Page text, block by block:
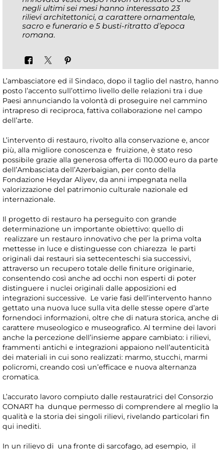
negli ultimi sei mesi hanno interessato 23
rilievi architettonici, a carattere ornamentale,
sacro e funerario e 5 busti-ritratto d’epoca
romana.
L’ambasciatore ed il Sindaco, dopo il taglio del nastro, hanno
posto l’accento sull’ottimo livello delle relazioni tra i due
Paesi annunciando la volontà di proseguire nel cammino
intrapreso di reciproca, fattiva collaborazione nel campo
dell’arte.
L’intervento di restauro, rivolto alla conservazione e, ancor
più, alla migliore conoscenza e fruizione, è stato reso
possibile grazie alla generosa offerta di 110.000 euro da parte
dell’Ambasciata dell’Azerbaigian, per conto della
Fondazione Heydar Aliyev, da anni impegnata nella
valorizzazione del patrimonio culturale nazionale ed
internazionale.
Il progetto di restauro ha perseguito con grande
determinazione un importante obiettivo: quello di
realizzare un restauro innovativo che per la prima volta
mettesse in luce e distinguesse con chiarezza le parti
originali dai restauri sia settecenteschi sia successivi,
attraverso un recupero totale delle finiture originarie,
consentendo così anche ad occhi non esperti di poter
distinguere i nuclei originali dalle apposizioni ed
integrazioni successive. Le varie fasi dell’intervento hanno
gettato una nuova luce sulla vita delle stesse opere d’arte
fornendoci informazioni, oltre che di natura storica, anche di
carattere museologico e museografico. Al termine dei lavori
anche la percezione dell’insieme appare cambiato: i rilievi,
frammenti antichi e integrazioni appaiono nell’autenticità
dei materiali in cui sono realizzati: marmo, stucchi, marmi
policromi, creando così un’efficace e nuova alternanza
cromatica.
L’accurato lavoro compiuto dalle restauratrici del Consorzio
CONART ha dunque permesso di comprendere al meglio la
qualità e la storia dei singoli rilievi, rivelando particolari fin
qui inediti.
In un rilievo di una fronte di sarcofago, ad esempio, il